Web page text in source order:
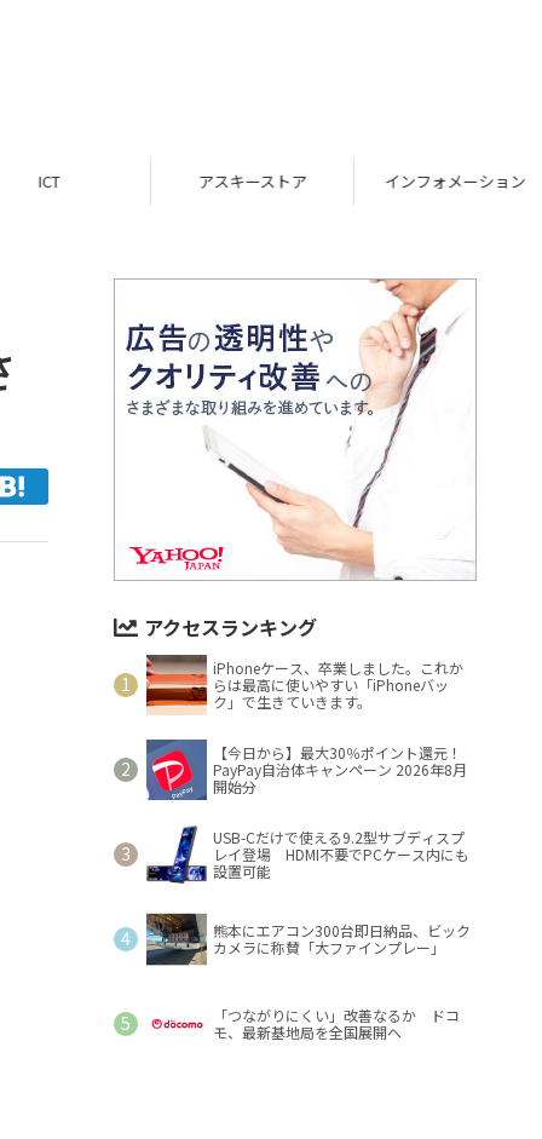
ICT アスキーストア インフォメーション
アクセスランキング
iPhoneケース、卒業しました。これか
らは最高に使いやすい「iPhoneバッ
ク」で生きていきます。
【今日から】最大30％ポイント還元！
PayPay自治体キャンペーン 2026年8月
開始分
USB-Cだけで使える9.2型サブディスプ
レイ登場 HDMI不要でPCケース内にも
設置可能
熊本にエアコン300台即日納品、ビック
カメラに称賛「大ファインプレー」
「つながりにくい」改善なるか ドコ
モ、最新基地局を全国展開へ